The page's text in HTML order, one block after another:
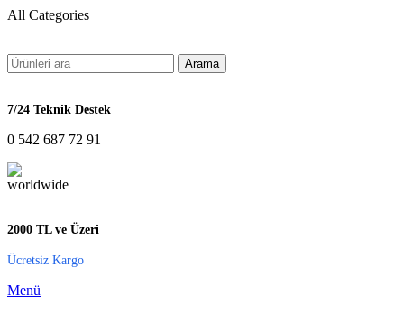
All Categories
Arama
7/24 Teknik Destek
0 542 687 72 91
2000 TL ve Üzeri
Ücretsiz Kargo
Menü